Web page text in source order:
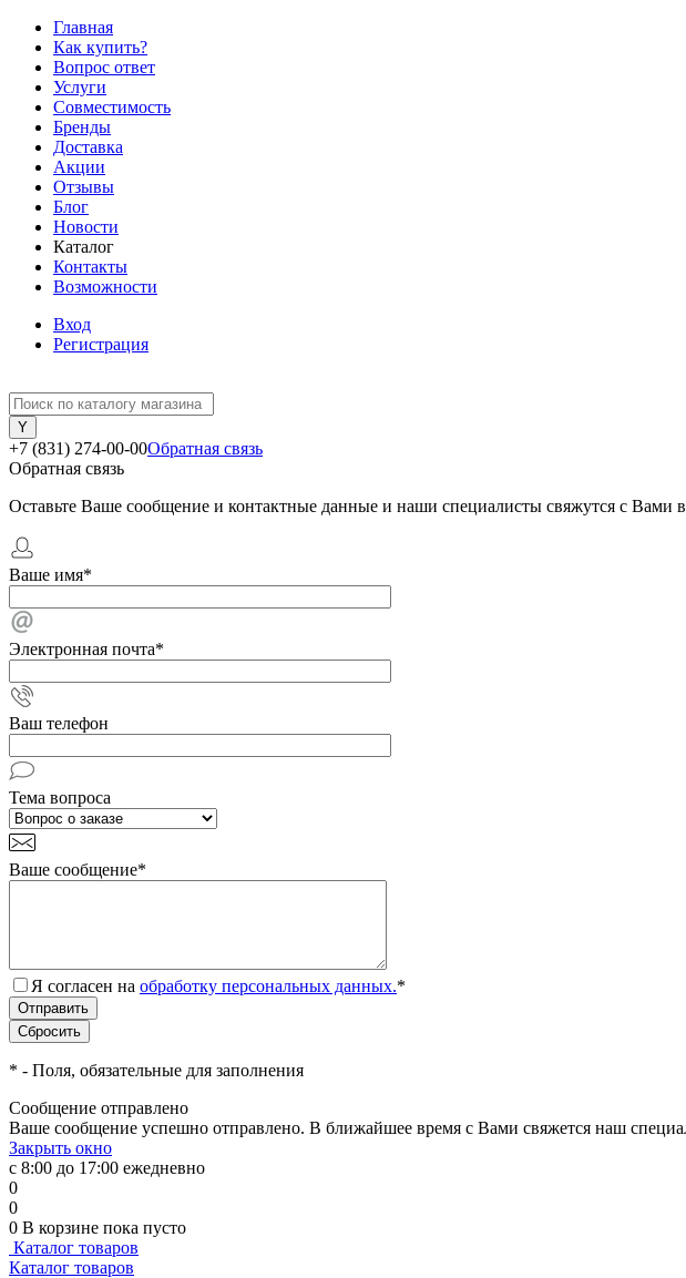
Главная
Как купить?
Вопрос ответ
Услуги
Совместимость
Бренды
Доставка
Акции
Отзывы
Блог
Новости
Каталог
Контакты
Возможности
Вход
Регистрация
+7 (831) 274-00-00Обратная связь
Обратная связь
Оставьте Ваше сообщение и контактные данные и наши специалисты свяжутся с Вами
Ваше имя*
Электронная почта*
Ваш телефон
Тема вопроса
Ваше сообщение*
Я согласен на обработку персональных данных.*
* - Поля, обязательные для заполнения
Сообщение отправлено
Ваше сообщение успешно отправлено. В ближайшее время с Вами свяжется наш
Закрыть окно
с 8:00 до 17:00 ежедневно
0
0
0 В корзине пока пусто
Каталог товаров
Каталог товаров